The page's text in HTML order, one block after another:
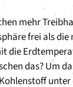
mehr
frei als
die
das? Um
unter